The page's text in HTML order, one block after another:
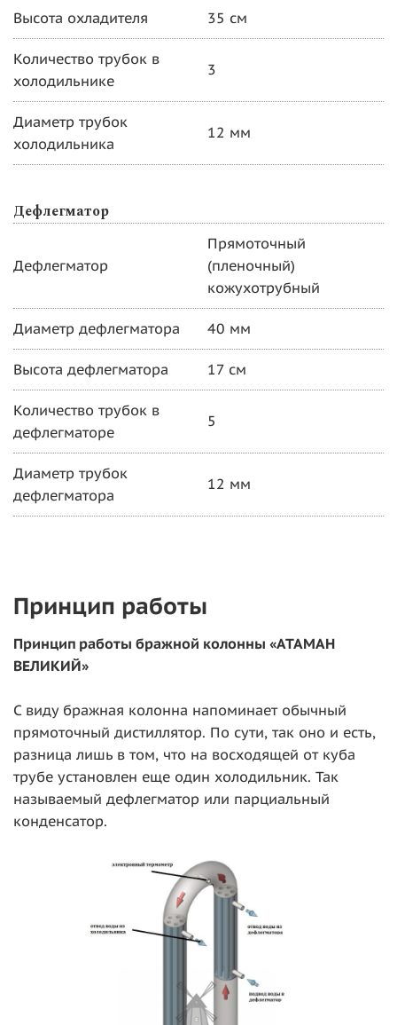
Высота охладителя 35 см
Количество трубок в
холодильнике
3
Диаметр трубок
холодильника
12 мм
Дефлегматор
Дефлегматор
Прямоточный
(пленочный)
кожухотрубный
Диаметр дефлегматора 40 мм
Высота дефлегматора 17 см
Количество трубок в
дефлегматоре
5
Диаметр трубок
дефлегматора
12 мм
Принцип работы
Принцип работы бражной колонны «АТАМАН
ВЕЛИКИЙ»
С виду бражная колонна напоминает обычный
прямоточный дистиллятор. По сути, так оно и есть,
разница лишь в том, что на восходящей от куба
трубе установлен еще один холодильник. Так
называемый дефлегматор или парциальный
конденсатор.